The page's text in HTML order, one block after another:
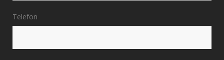
Telefon